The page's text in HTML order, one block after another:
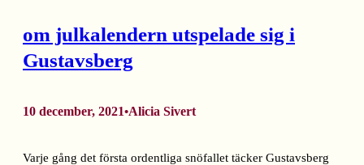
om julkalendern utspelade sig i
Gustavsberg
10 december, 2021•Alicia Sivert
Varje gång det första ordentliga snöfallet täcker Gustavsberg